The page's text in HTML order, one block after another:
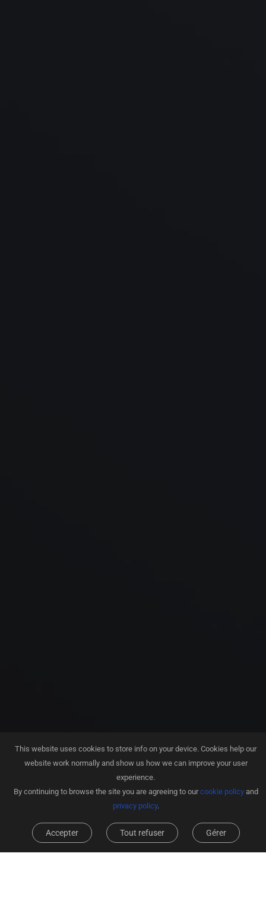
This website uses cookies to store info on your device. Cookies help our
website work normally and show us how we can improve your user
experience.
By continuing to browse the site you are agreeing to ourcookie policyand
privacy policy.
Gérer
Tout refuser
Accepter